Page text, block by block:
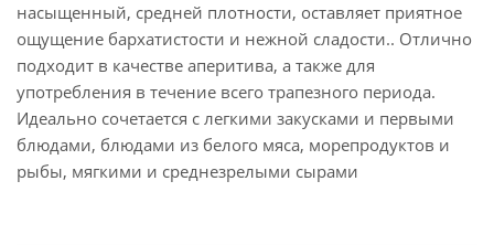
насыщенный, средней плотности, оставляет приятное
ощущение бархатистости и нежной сладости.. Отлично
подходит в качестве аперитива, а также для
употребления в течение всего трапезного периода.
Идеально сочетается с легкими закусками и первыми
блюдами, блюдами из белого мяса, морепродуктов и
рыбы, мягкими и среднезрелыми сырами